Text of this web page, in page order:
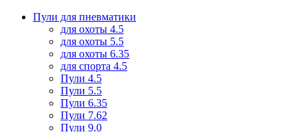
Пули для пневматики
для охоты 4.5
для охоты 5.5
для охоты 6.35
для спорта 4.5
Пули 4.5
Пули 5.5
Пули 6.35
Пули 7.62
Пули 9.0